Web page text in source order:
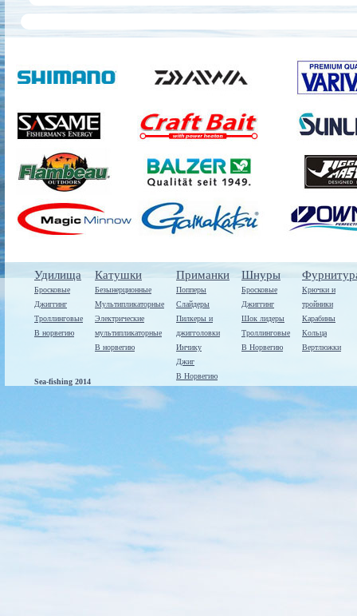
Удилища
Бросковые
Джиггинг
Троллинговые
В норвегию
Катушки
Безынерционные
Мультипликаторные
Электрические
мультипликаторные
В норвегию
Приманки
Попперы
Слайдеры
Пилкеры и
джигголовки
Инчику
Джиг
В Норвегию
Шнуры
Бросковые
Джиггинг
Шок лидеры
Троллинговые
В Норвегию
Крючки и
тройники
Карабины
Кольца
Вертлюжки
Sea-fishing 2014